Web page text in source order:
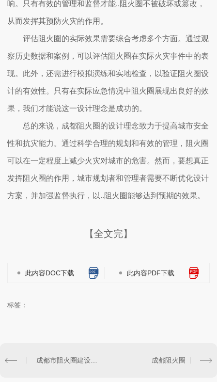
响。只有有效的管理和监督才能..阻火圈不被破坏或篡改，
从而发挥其预防火灾的作用。
评估阻火圈的实际效果需要综合考虑多个方面。通过观
察历史数据和案例，可以评估阻火圈在实际火灾事件中的表
现。此外，还需进行模拟演练和实地检查，以验证阻火圈设
计的有效性。只有在实际应急情况中阻火圈展现出良好的效
果，我们才能说这一设计理念是成功的。
总的来说，成都阻火圈的设计理念致力于提高城市安全
性和抗灾能力。通过科学合理的规划和有效的管理，阻火圈
可以在一定程度上减少火灾对城市的危害。然而，要想真正
发挥阻火圈的作用，城市规划者和管理者需要不断优化设计
方案，并加强监督执行，以..阻火圈能够达到预期的效果。
【全文完】
此内容DOC下载 此内容PDF下载
标签：
成都阻火圈